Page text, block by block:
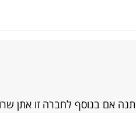
אם בנוסף לחברה זו אתן